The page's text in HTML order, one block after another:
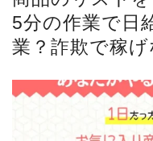
5分の作業で日
業？詐欺で稼げ